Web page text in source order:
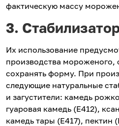
фактическую массу
3.
Их использование
производства мороженого,
сохранять форму. При
следующие натуральные
и загустители: камедь
гуаровая камедь (Е412),
камедь тары (Е417), пектин